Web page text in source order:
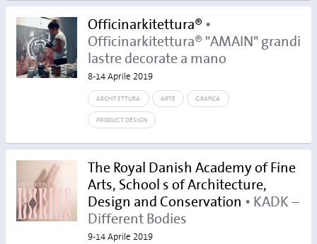
Officinarkitettura® •
Officinarkitettura® "AMAIN" grandi
lastre decorate a mano
8-14 Aprile 2019
ARCHITETTURA ARTE GRAFICA
PRODUCT DESIGN
The Royal Danish Academy of Fine
Arts, School s of Architecture,
Design and Conservation • KADK –
Different Bodies
9-14 Aprile 2019